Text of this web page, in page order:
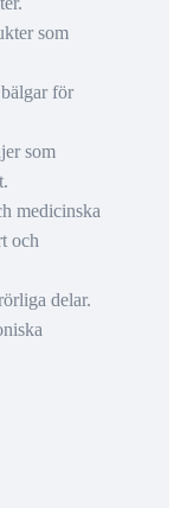
som
för
som
medicinska
och
delar.